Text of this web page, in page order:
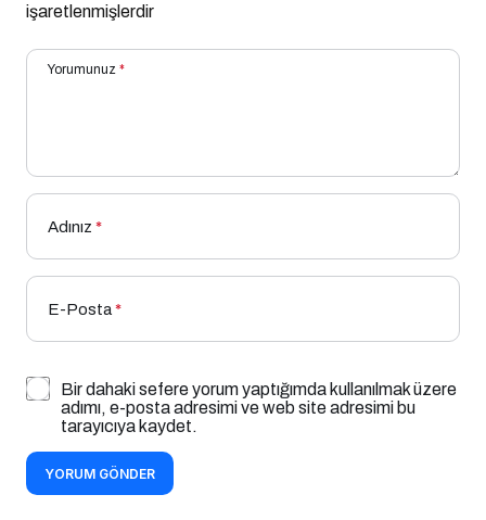
işaretlenmişlerdir
Yorumunuz *
Adınız *
E-Posta*
Bir dahaki sefere yorum yaptığımda kullanılmak üzere
adımı, e-posta adresimi ve web site adresimi bu
tarayıcıya kaydet.
YORUM GÖNDER